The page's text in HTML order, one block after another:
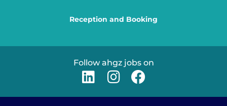
Reception and Booking
Follow ahgz jobs on